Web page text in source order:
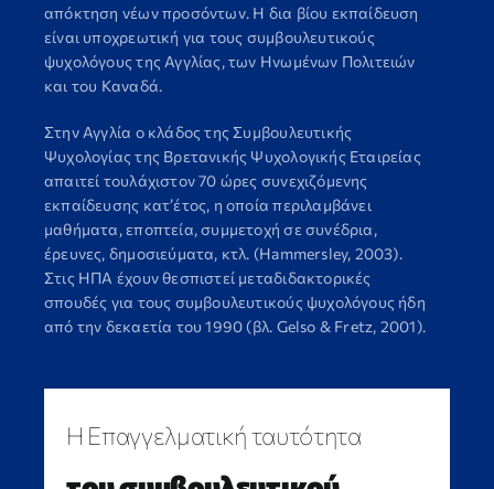
απόκτηση νέων προσόντων. Η δια βίου εκπαίδευση
είναι υποχρεωτική για τους συμβουλευτικούς
ψυχολόγους της Αγγλίας, των Ηνωμένων Πολιτειών
και του Καναδά.
Στην Αγγλία ο κλάδος της Συμβουλευτικής
Ψυχολογίας της Βρετανικής Ψυχολογικής Εταιρείας
απαιτεί τουλάχιστον 70 ώρες συνεχιζόμενης
εκπαίδευσης κατ’έτος, η οποία περιλαμβάνει
μαθήματα, εποπτεία, συμμετοχή σε συνέδρια,
έρευνες, δημοσιεύματα, κτλ. (Hammersley, 2003).
Στις ΗΠΑ έχουν θεσπιστεί μεταδιδακτορικές
σπουδές για τους συμβουλευτικούς ψυχολόγους ήδη
από την δεκαετία του 1990 (βλ. Gelso & Fretz, 2001).
H Επαγγελματική ταυτότητα